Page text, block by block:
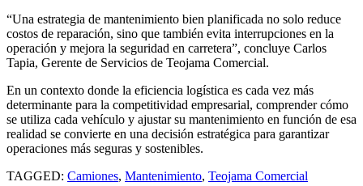
“Una estrategia de mantenimiento bien planificada no solo reduce
costos de reparación, sino que también evita interrupciones en la
operación y mejora la seguridad en carretera”, concluye Carlos
Tapia, Gerente de Servicios de Teojama Comercial.
En un contexto donde la eficiencia logística es cada vez más
determinante para la competitividad empresarial, comprender cómo
se utiliza cada vehículo y ajustar su mantenimiento en función de esa
realidad se convierte en una decisión estratégica para garantizar
operaciones más seguras y sostenibles.
TAGGED: Camiones, Mantenimiento, Teojama Comercial